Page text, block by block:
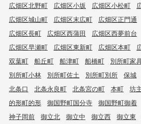
広畑区北野町
広畑区小坂 広畑区小松町
広畑区城山町
広畑区末広町 広畑区正門通
広畑区長町
広畑区西蒲田 広畑区西夢前台
広畑区早瀬町
広畑区東新町 広畑区本町
双葉町
船丘町 船津町 船橋町 別所町家
別所町小林
別所町佐土 別所町別所 保城
北条口
北条永良町 北条宮の町 本町 坊
的形町的形
御国野町国分寺 御国野町御着
神子岡前
御立北 御立中 御立西 御立東